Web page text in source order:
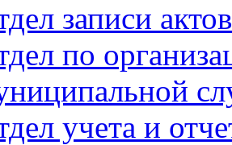
записи
по
учета и